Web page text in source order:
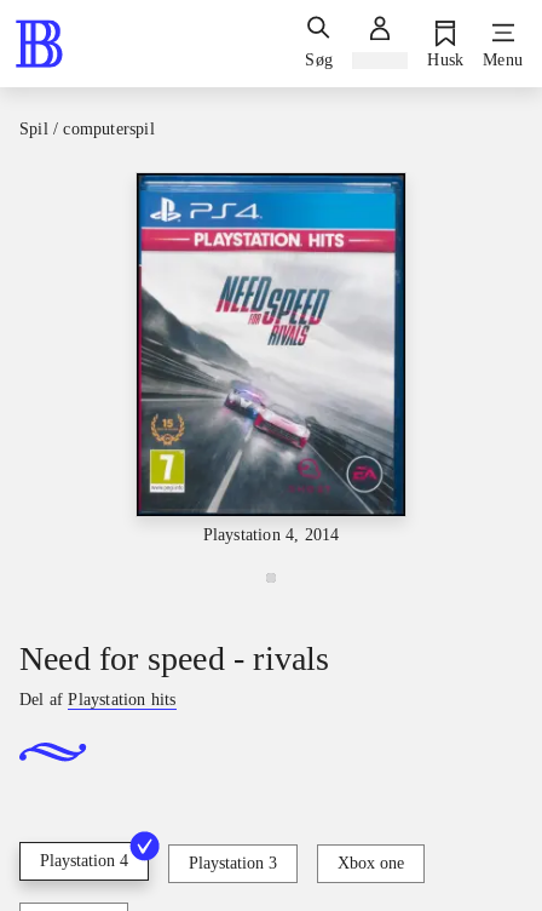
Søg Husk Menu
Spil / computerspil
Playstation 4, 2014
Need for speed - rivals
Del afPlaystation hits
Playstation 4 Playstation 3 Xbox one